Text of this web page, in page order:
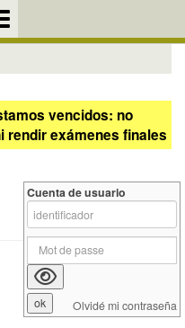
vencidos: no
rendir exámenes finales
Cuenta de usuario
Olvidé mi contraseña